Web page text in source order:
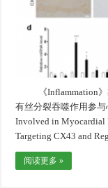
《Inflammation》
有丝分裂吞噬作用参
Involved in Myocardial
Targeting CX43 and
阅读更多 »